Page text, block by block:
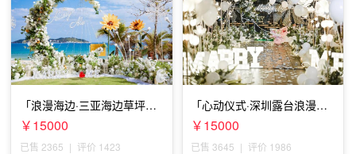
「浪漫海边·三亚海边草坪浪
漫求婚」
￥15000
已售 2365 | 评价 1423
「心动仪式·深圳露台浪漫求
婚」
￥15000
已售 3645 | 评价 1986